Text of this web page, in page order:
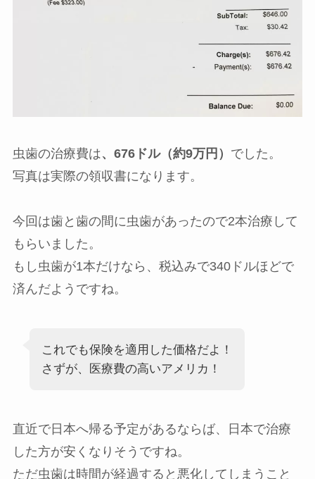
虫歯の治療費は、676ドル（約9万円） でした。
写真は実際の領収書になります。
今回は歯と歯の間に虫歯があったので2本治療して
もらいました。
もし虫歯が1本だけなら、税込みで340ドルほどで
済んだようですね。
これでも保険を適用した価格だよ！
さずが、医療費の高いアメリカ！
直近で日本へ帰る予定があるならば、日本で治療
した方が安くなりそうですね。
ただ虫歯は時間が経過すると悪化してしまうこと